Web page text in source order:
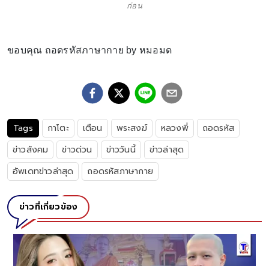
ก่อน
ขอบคุณ ถอดรหัสภาษากาย by หมอมด
Tags กาโตะ เตือน พระสงฆ์ หลวงพี่
ถอดรหัส
ข่าวสังคม
ข่าวด่วน ข่าววันนี้
ข่าวล่าสุด
อัพเดทข่าวล่าสุด
ถอดรหัสภาษากาย
ข่าวที่เกี่ยวข้อง